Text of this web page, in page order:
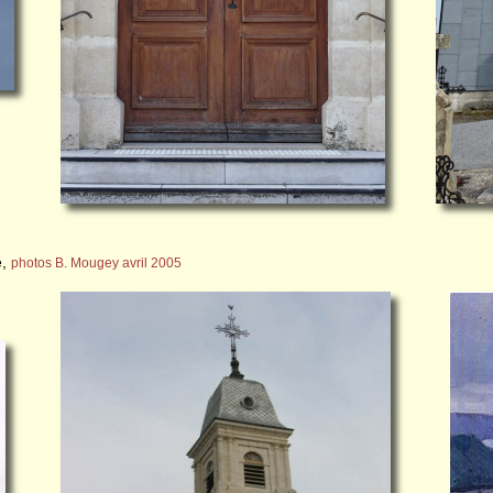
photos B. Mougey avril 2005